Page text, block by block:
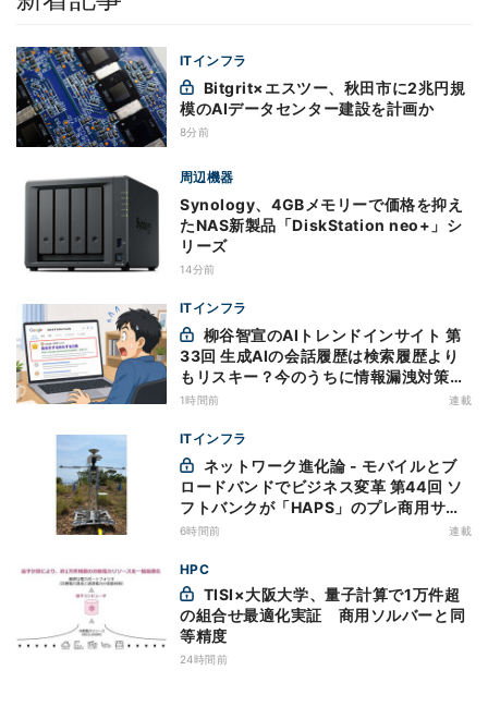
ITインフラ
模のAIデータセンター建設を計画か
8分前
周辺機器
Synology、4GBメモリーで価格を抑え
たNAS新製品「DiskStation neo+」シ
リーズ
14分前
ITインフラ
33回 生成AIの会話履歴は検索履歴より
もリスキー？今のうちに情報漏洩対策を
万全にしておこう
1時間前 連載
ITインフラ
ロードバンドでビジネス変革 第44回 ソ
フトバンクが「HAPS」のプレ商用サー
ビス開始を表明、本格的な商用展開のめ
6時間前 連載
HPC
の組合せ最適化実証 商用ソルバーと同
等精度
24時間前